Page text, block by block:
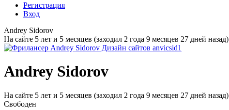
Регистрация
Вход
Andrey Sidorov
На сайте 5 лет и 5 месяцев (заходил 2 года 9 месяцев 27 дней назад)
Andrey Sidorov
На сайте 5 лет и 5 месяцев (заходил 2 года 9 месяцев 27 дней назад)
Свободен